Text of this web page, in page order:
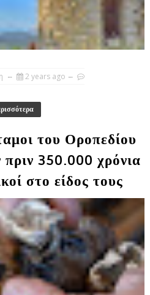
2 years ago
του Οροπεδίου
350.000 χρόνια
στο είδος τους